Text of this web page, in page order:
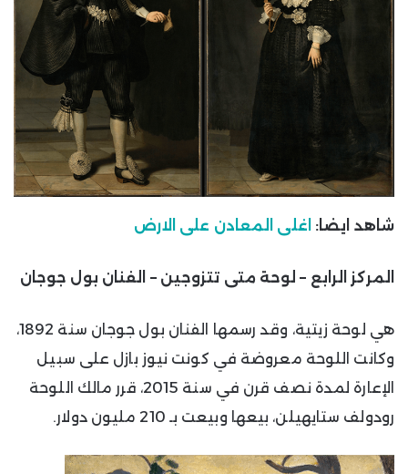
شاهد ايضا: اغلى المعادن على الارض
المركز الرابع – لوحة متى تتزوجين – الفنان بول جوجان
هي لوحة زيتية، وقد رسمها الفنان بول جوجان سنة 1892،
وكانت اللوحة معروضة في كونت نيوز بازل على سبيل
الإعارة لمدة نصف قرن في سنة 2015، قرر مالك اللوحة
رودولف ستايهيلن، بيعها وبيعت بـ 210 مليون دولار.